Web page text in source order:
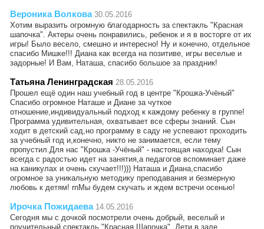
Вероника Волкова 30.05.2016
Хотим выразить огромную благодарность за спектакль "Красная
шапочка". Актеры очень понравились, ребенок и я в восторге от их
игры! Было весело, смешно и интересно! Ну и конечно, отдельное
спасибо Мишке!!! Диана как всегда на позитиве, игры веселые и
задорные! И Вам, Наташа, спасибо большое за праздник!
Татьяна Ленинградская 28.05.2016
Прошел ещё один наш учебный год в центре "Крошка-Учёный"
Спасибо огромное Наташе и Диане за чуткое
отношение,индивидуальный подход к каждому ребенку в группе!
Программа удивительная, охватывает все сферы знаний. Сын
ходит в детский сад,но программу в саду не успевают проходить
за учебный год и,конечно, никто не занимается, если тему
пропустил.Для нас "Крошка -Учёный" - настоящая находка! Сын
всегда с радостью идет на занятия,а педагогов вспоминает даже
на каникулах и очень скучает!!!))) Наташа и Диана,спасибо
огромное за уникальную методику преподавания и безмерную
любовь к детям! rnМы будем скучать и ждем встречи осенью!
Ирочка Пожидаева 14.05.2016
Сегодня мы с дочкой посмотрели очень добрый, веселый и
поучительный спектакль "Красная Шапочка". Дети в зале